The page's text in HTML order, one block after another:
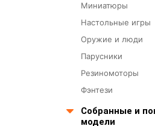
Миниатюры
Настольные игры
Оружие и люди
Парусники
Резиномоторы
Фэнтези
Собранные и
модели